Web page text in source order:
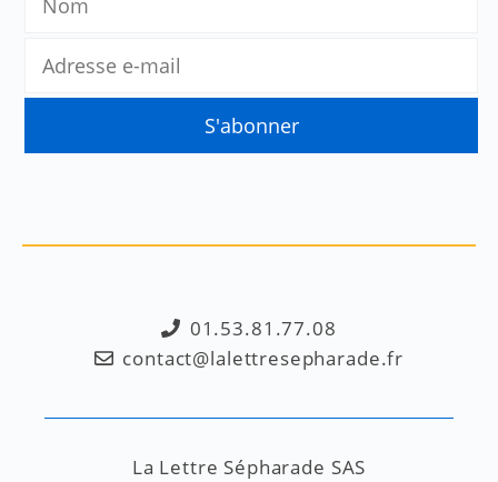
01.53.81.77.08
contact@lalettresepharade.fr
La Lettre Sépharade SAS